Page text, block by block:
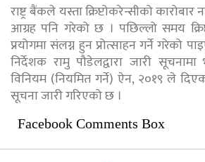
राष्ट्र बैंकले यस्ता क्रिप्टोकरेन्सीको
आग्रह पनि गरेको छ । पछिल्लो समय
प्रयोगमा संलग्न हुन प्रोत्साहन गर्ने गरेको
निर्देशक रामु पौडेलद्वारा जारी
विनियम (नियमित गर्ने) ऐन, २०१९ ले
सूचना जारी गरिएको छ ।
Facebook Comments Box